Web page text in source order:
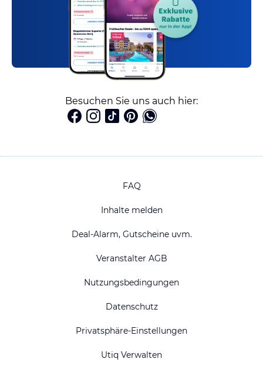
Besuchen Sie uns auch hier:
FAQ
Inhalte melden
Deal-Alarm, Gutscheine uvm.
Veranstalter AGB
Nutzungsbedingungen
Datenschutz
Privatsphäre-Einstellungen
Utiq Verwalten